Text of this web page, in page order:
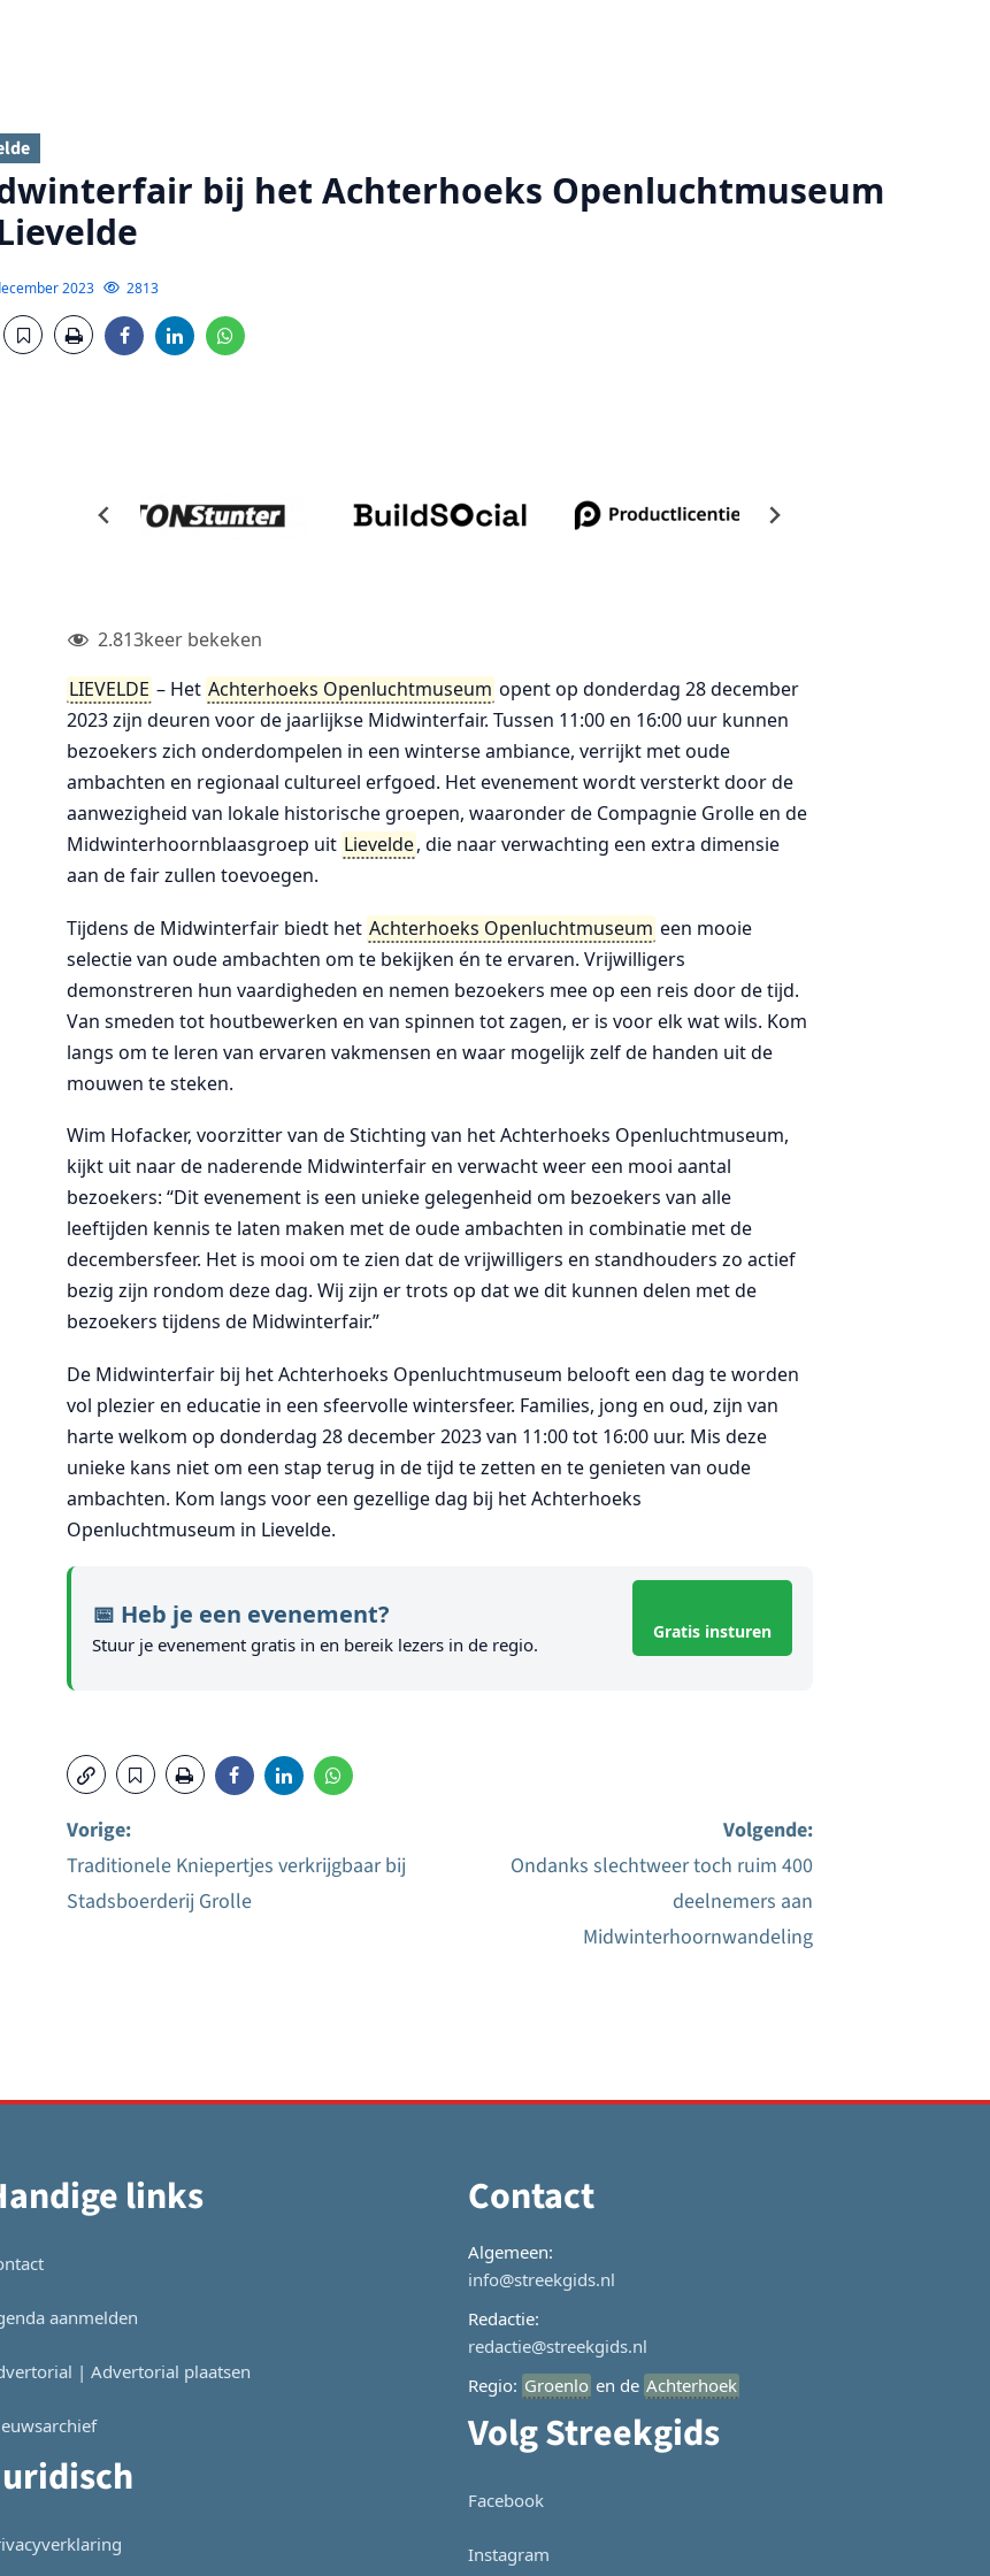
bij het Achterhoeks Openluchtmuseum
2023 2813
2.813keer bekeken
LIEVELDE – Het Achterhoeks Openluchtmuseum opent op donderdag 28 december
2023 zijn deuren voor de jaarlijkse Midwinterfair. Tussen 11:00 en 16:00 uur kunnen
bezoekers zich onderdompelen in een winterse ambiance, verrijkt met oude
ambachten en regionaal cultureel erfgoed. Het evenement wordt versterkt door de
aanwezigheid van lokale historische groepen, waaronder de Compagnie Grolle en de
Midwinterhoornblaasgroep uit Lievelde, die naar verwachting een extra dimensie
aan de fair zullen toevoegen.
Tijdens de Midwinterfair biedt het Achterhoeks Openluchtmuseum een mooie
selectie van oude ambachten om te bekijken én te ervaren. Vrijwilligers
demonstreren hun vaardigheden en nemen bezoekers mee op een reis door de tijd.
Van smeden tot houtbewerken en van spinnen tot zagen, er is voor elk wat wils. Kom
langs om te leren van ervaren vakmensen en waar mogelijk zelf de handen uit de
mouwen te steken.
Wim Hofacker, voorzitter van de Stichting van het Achterhoeks Openluchtmuseum,
kijkt uit naar de naderende Midwinterfair en verwacht weer een mooi aantal
bezoekers: “Dit evenement is een unieke gelegenheid om bezoekers van alle
leeftijden kennis te laten maken met de oude ambachten in combinatie met de
decembersfeer. Het is mooi om te zien dat de vrijwilligers en standhouders zo actief
bezig zijn rondom deze dag. Wij zijn er trots op dat we dit kunnen delen met de
bezoekers tijdens de Midwinterfair.”
De Midwinterfair bij het Achterhoeks Openluchtmuseum belooft een dag te worden
vol plezier en educatie in een sfeervolle wintersfeer. Families, jong en oud, zijn van
harte welkom op donderdag 28 december 2023 van 11:00 tot 16:00 uur. Mis deze
unieke kans niet om een stap terug in de tijd te zetten en te genieten van oude
ambachten. Kom langs voor een gezellige dag bij het Achterhoeks
Openluchtmuseum in Lievelde.
📅 Heb je een evenement?
Stuur je evenement gratis in en bereik lezers in de regio.
Gratis insturen
Bericht
Vorige:
Traditionele Kniepertjes verkrijgbaar bij
Stadsboerderij Grolle
Volgende:
Ondanks slechtweer toch ruim 400
deelnemers aan
Midwinterhoornwandeling
links
aanmelden
| Advertorial plaatsen
Contact
Algemeen:
info@streekgids.nl
Redactie:
redactie@streekgids.nl
Regio: Groenlo en de Achterhoek
Volg Streekgids
Facebook
Instagram